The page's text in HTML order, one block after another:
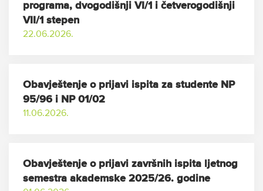
programa, dvogodišnji VI/1 i četverogodišnji
VII/1 stepen
22.06.2026.
Obavještenje o prijavi ispita za studente NP
95/96 i NP 01/02
11.06.2026.
Obavještenje o prijavi završnih ispita ljetnog
semestra akademske 2025/26. godine